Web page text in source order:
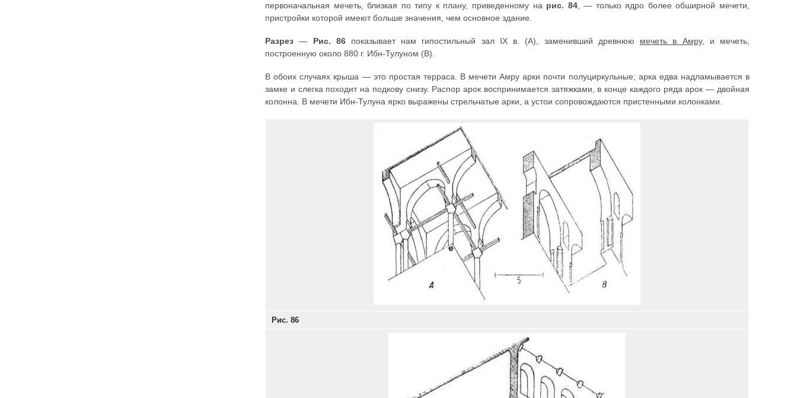
первоначальная мечеть, близкая по типу к плану, приведенному на рис. 84, — только ядро более обширной мечети,
пристройки которой имеют больше значения, чем основное здание.
Разрез — Рис. 86показывает нам гипостильный зал IX в. (А), заменивший древнюю мечеть в Амру, и мечеть,
построенную около 880 г. Ибн-Тулуном (В).
В обоих случаях крыша — это простая терраса. В мечети Амру арки почти полуциркульные; арка едва надламывается в
замке и слегка походит на подкову снизу. Распор арок воспринимается затяжками, в конце каждого ряда арок — двойная
колонна. В мечети Ибн-Тулуна ярко выражены стрельчатые арки, а устои сопровождаются пристенными колонками.
Рис. 86